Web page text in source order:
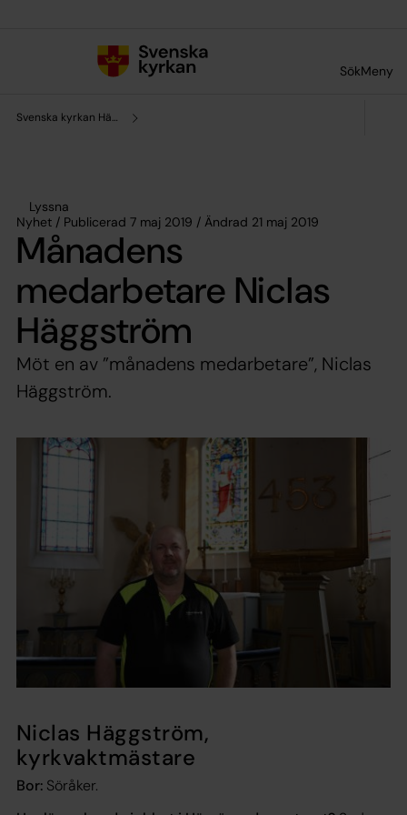
SökMeny
Svenska kyrkan Härnösand
Lyssna
Nyhet / Publicerad 7 maj 2019 / Ändrad 21 maj 2019
Månadens
medarbetare Niclas
Häggström
Möt en av ”månadens medarbetare”, Niclas
Häggström.
Niclas Häggström,
kyrkvaktmästare
Bor: Söråker.